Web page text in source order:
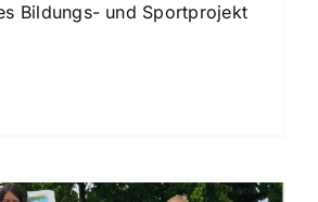
Bildungs- und Sportprojekt